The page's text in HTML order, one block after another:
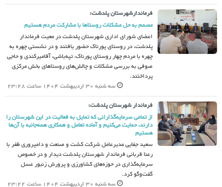
فرماندارشهرستان پلدشت:
مصمم به حل مشکلات روستاها با مشارکت مردم هستیم
اعضای شورای اداری شهرستان پلدشت در معیت فرماندار
پلدشت، در روستای پورناک حضور یافتند و در نشستی چهره به
چهره با مردم چهار روستای پورناک، تپه‌باشی، آقامیرکندی و حاجی
صوفی به بررسی مشکلات و چالش‌های روستاهای بخش مرکزی
پرداختند.
سه شنبه 30 اردیبهشت 1404 ساعت 23:28
فرماندار شهرستان پلدشت:
از تمامی سرمایه‌گذارانی که تمایل به فعالیت در این شهرستان را
دارند، حمایت می‌کنیم و آماده تعامل و همکاری همه‌جانبه با آن‌ها
هستیم
سعید جفایی مدیرعامل شرکت کشت و صنعت و دامپروری ظفر با
رعنا قربانی فرماندار شهرستان پلدشت دیدار و در خصوص
سرمایه‌گذاری در حوزه‌های کشاورزی و پرورش زنبور عسل
گفت‌وگو کرد.
سه شنبه 30 اردیبهشت 1404 ساعت 23:22